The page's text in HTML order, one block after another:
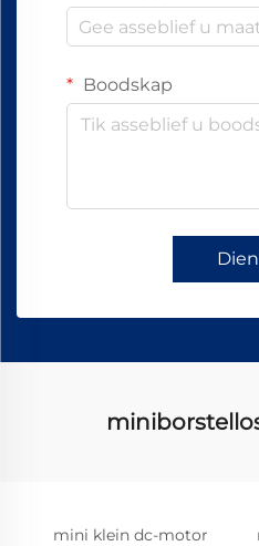
Boodskap
mini klein dc-motor